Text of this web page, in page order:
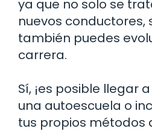
ya que no solo se
nuevos conductores,
también puedes
carrera.
Sí, ¡es posible llegar
una autoescuela o
tus propios métodos